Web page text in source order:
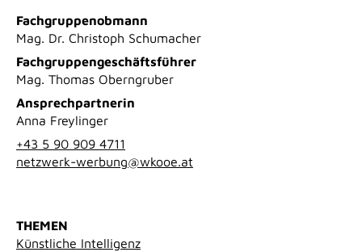
Fachgruppenobmann
Mag. Dr. Christoph Schumacher
Fachgruppengeschäftsführer
Mag. Thomas Oberngruber
Ansprechpartnerin
Anna Freylinger
+43 5 90 909 4711
netzwerk-werbung@wkooe.at
THEMEN
Künstliche Intelligenz